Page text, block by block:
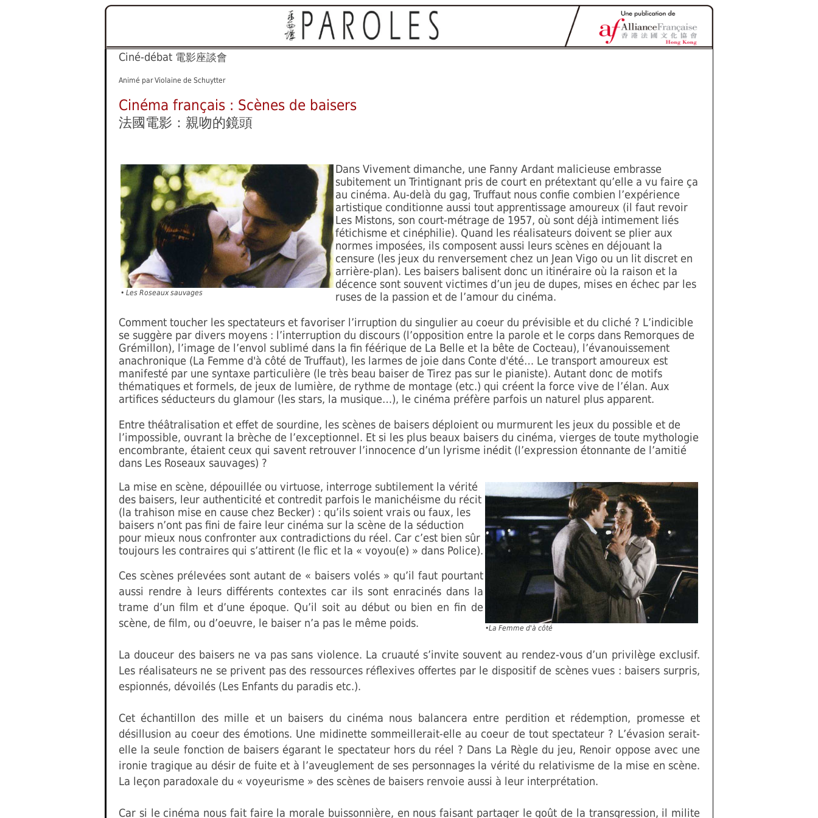
Ciné-débat 電影座談會
Animé par Violaine de Schuytter
Cinéma français : Scènes de baisers
法國電影：親吻的鏡頭
• Les Roseaux sauvages
Dans Vivement dimanche, une Fanny Ardant malicieuse embrasse
subitement un Trintignant pris de court en prétextant qu’elle a vu faire ça
au cinéma. Au-delà du gag, Truffaut nous confie combien l’expérience
artistique conditionne aussi tout apprentissage amoureux (il faut revoir
Les Mistons, son court-métrage de 1957, où sont déjà intimement liés
fétichisme et cinéphilie). Quand les réalisateurs doivent se plier aux
normes imposées, ils composent aussi leurs scènes en déjouant la
censure (les jeux du renversement chez un Jean Vigo ou un lit discret en
arrière-plan). Les baisers balisent donc un itinéraire où la raison et la
décence sont souvent victimes d’un jeu de dupes, mises en échec par les
ruses de la passion et de l’amour du cinéma.
Comment toucher les spectateurs et favoriser l’irruption du singulier au coeur du prévisible et du cliché ? L’indicible
se suggère par divers moyens : l’interruption du discours (l’opposition entre la parole et le corps dans Remorques de
Grémillon), l’image de l’envol sublimé dans la fin féérique de La Belle et la bête de Cocteau), l’évanouissement
anachronique (La Femme d'à côté de Truffaut), les larmes de joie dans Conte d'été… Le transport amoureux est
manifesté par une syntaxe particulière (le très beau baiser de Tirez pas sur le pianiste). Autant donc de motifs
thématiques et formels, de jeux de lumière, de rythme de montage (etc.) qui créent la force vive de l’élan. Aux
artifices séducteurs du glamour (les stars, la musique…), le cinéma préfère parfois un naturel plus apparent.
Entre théâtralisation et effet de sourdine, les scènes de baisers déploient ou murmurent les jeux du possible et de
l’impossible, ouvrant la brèche de l’exceptionnel. Et si les plus beaux baisers du cinéma, vierges de toute mythologie
encombrante, étaient ceux qui savent retrouver l’innocence d’un lyrisme inédit (l’expression étonnante de l’amitié
dans Les Roseaux sauvages) ?
•La Femme d'à côté
La mise en scène, dépouillée ou virtuose, interroge subtilement la vérité
des baisers, leur authenticité et contredit parfois le manichéisme du récit
(la trahison mise en cause chez Becker) : qu’ils soient vrais ou faux, les
baisers n’ont pas fini de faire leur cinéma sur la scène de la séduction
pour mieux nous confronter aux contradictions du réel. Car c’est bien sûr
toujours les contraires qui s’attirent (le flic et la « voyou(e) » dans Police).
Ces scènes prélevées sont autant de « baisers volés » qu’il faut pourtant
aussi rendre à leurs différents contextes car ils sont enracinés dans la
trame d’un film et d’une époque. Qu’il soit au début ou bien en fin de
scène, de film, ou d’oeuvre, le baiser n’a pas le même poids.
La douceur des baisers ne va pas sans violence. La cruauté s’invite souvent au rendez-vous d’un privilège exclusif.
Les réalisateurs ne se privent pas des ressources réflexives offertes par le dispositif de scènes vues : baisers surpris,
espionnés, dévoilés (Les Enfants du paradis etc.).
Cet échantillon des mille et un baisers du cinéma nous balancera entre perdition et rédemption, promesse et
désillusion au coeur des émotions. Une midinette sommeillerait-elle au coeur de tout spectateur ? L’évasion serait-
elle la seule fonction de baisers égarant le spectateur hors du réel ? Dans La Règle du jeu, Renoir oppose avec une
ironie tragique au désir de fuite et à l’aveuglement de ses personnages la vérité du relativisme de la mise en scène.
La leçon paradoxale du « voyeurisme » des scènes de baisers renvoie aussi à leur interprétation.
Car si le cinéma nous fait faire la morale buissonnière, en nous faisant partager le goût de la transgression, il milite